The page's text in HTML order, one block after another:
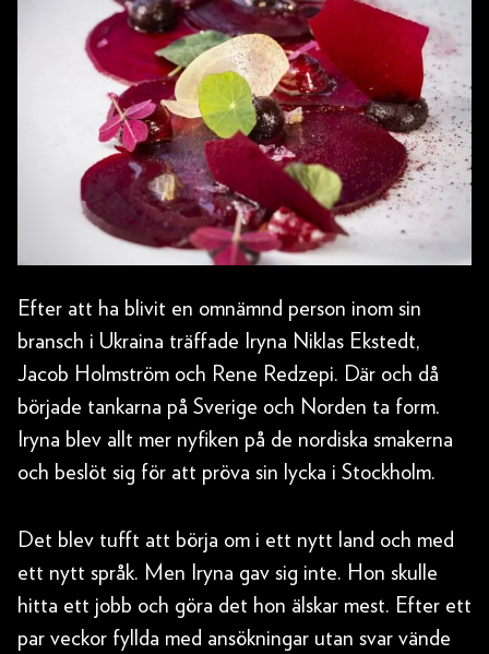
Efter att ha blivit en omnämnd person inom sin
bransch i Ukraina träffade Iryna Niklas Ekstedt,
Jacob Holmström och Rene Redzepi. Där och då
började tankarna på Sverige och Norden ta form.
Iryna blev allt mer nyfiken på de nordiska smakerna
och beslöt sig för att pröva sin lycka i Stockholm.
Det blev tufft att börja om i ett nytt land och med
ett nytt språk. Men Iryna gav sig inte. Hon skulle
hitta ett jobb och göra det hon älskar mest. Efter ett
par veckor fyllda med ansökningar utan svar vände